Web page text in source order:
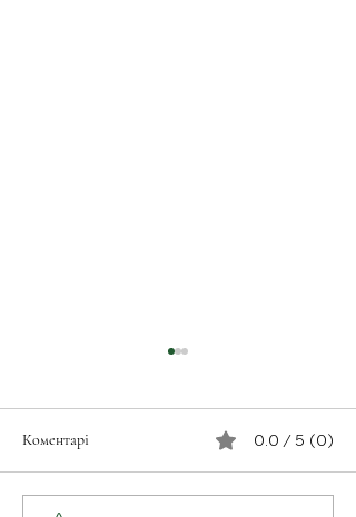
Коментарі 0.0 / 5 (0)